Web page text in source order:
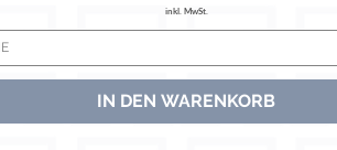
inkl. MwSt.
IN DEN WARENKORB